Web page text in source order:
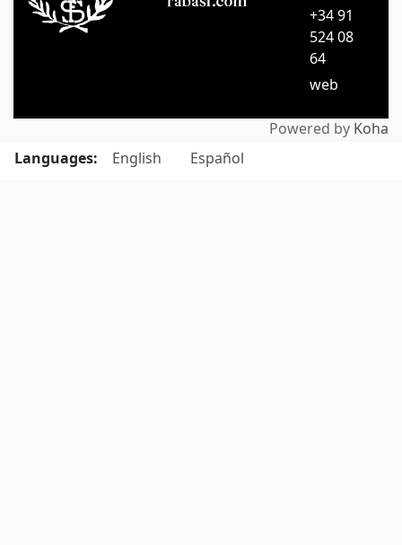
+34 91
524 08
64
web
Powered by Koha
Languages:
English Español